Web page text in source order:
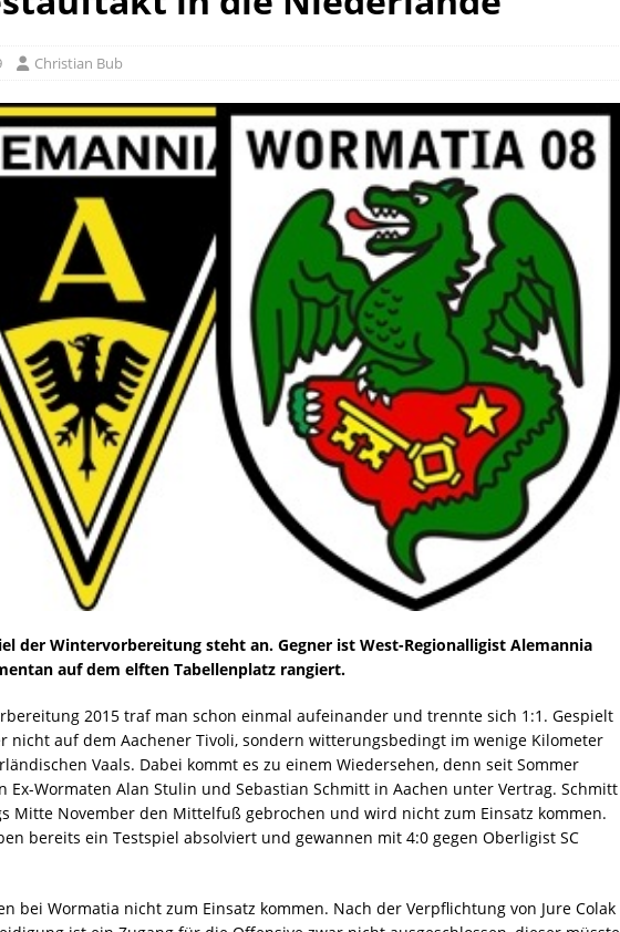
Christian Bub
der Wintervorbereitung steht an. Gegner ist West-Regionalligist Alemannia
auf dem elften Tabellenplatz rangiert.
2015 traf man schon einmal aufeinander und trennte sich 1:1. Gespielt
nicht auf dem Aachener Tivoli, sondern witterungsbedingt im wenige Kilometer
Vaals. Dabei kommt es zu einem Wiedersehen, denn seit Sommer
Ex-Wormaten Alan Stulin und Sebastian Schmitt in Aachen unter Vertrag. Schmitt
Mitte November den Mittelfuß gebrochen und wird nicht zum Einsatz kommen.
bereits ein Testspiel absolviert und gewannen mit 4:0 gegen Oberligist SC
bei Wormatia nicht zum Einsatz kommen. Nach der Verpflichtung von Jure Colak